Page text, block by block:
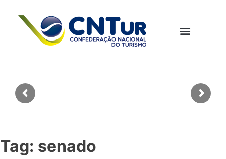
Tag: senado